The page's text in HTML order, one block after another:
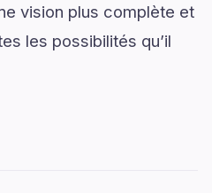
vision plus complète et
les possibilités qu’il